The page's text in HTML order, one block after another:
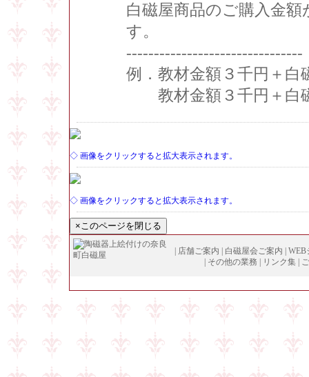
白磁屋商品のご購入金
す。
--------------------------------
例．教材金額３千円＋
教材金額３千円＋白
◇ 画像をクリックすると拡大表示されます。
◇ 画像をクリックすると拡大表示されます。
店舗ご案内 白磁屋会ご案内
WEB
その他の業務 リンク集